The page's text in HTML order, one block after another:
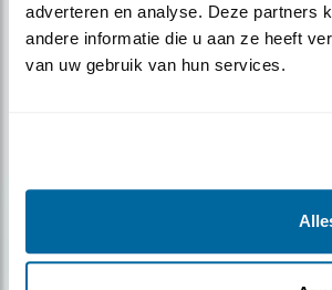
adverteren en analyse. Deze partners
andere informatie die u aan ze heeft
van uw gebruik van hun services.
Verdieping
Op voorbeeldboerderijen